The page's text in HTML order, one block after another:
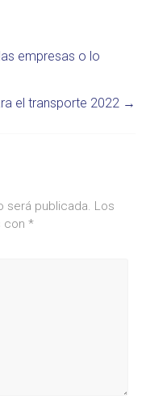
empresas o lo
el transporte 2022 →
será publicada. Los
con*